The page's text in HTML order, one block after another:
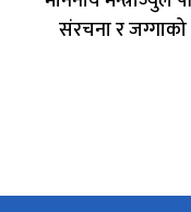
नेपाल सरकार
महिला,
जाडो (कार्तिक १६ देखि